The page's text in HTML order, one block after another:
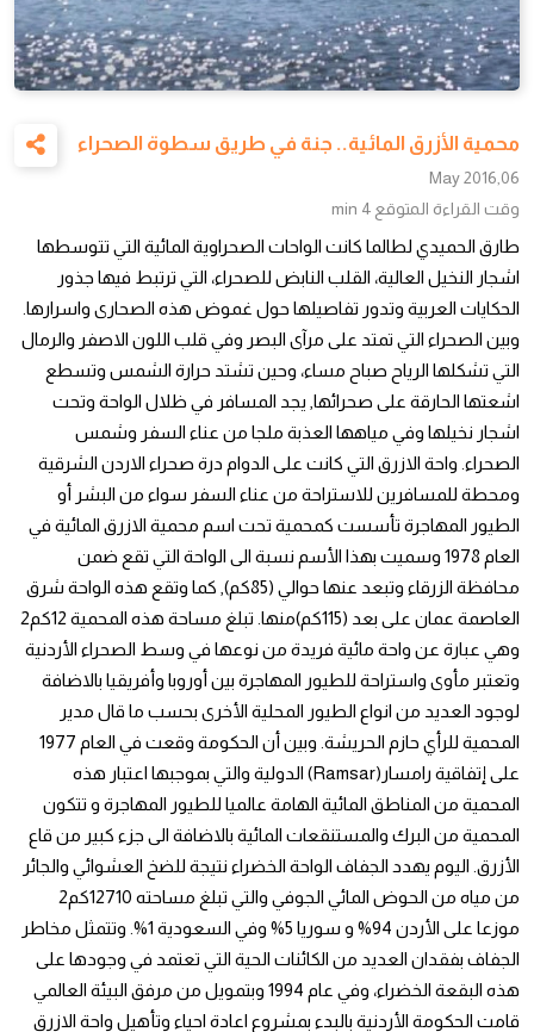
محمية الأزرق المائية.. جنة في طريق سطوة الصحراء
06,May 2016
وقت القراءة المتوقع 4 min
طارق الحميدي لطالما كانت الواحات الصحراوية المائية التي تتوسطها
اشجار النخيل العالية، القلب النابض للصحراء، التي ترتبط فيها جذور
الحكايات العربية وتدور تفاصيلها حول غموض هذه الصحارى واسرارها.
وبين الصحراء التي تمتد على مرآى البصر وفي قلب اللون الاصفر والرمال
التي تشكلها الرياح صباح مساء، وحين تشتد حرارة الشمس وتسطع
اشعتها الحارقة على صحرائها, يجد المسافر في ظلال الواحة وتحت
اشجار نخيلها وفي مياهها العذبة ملجا من عناء السفر وشمس
الصحراء. واحة الازرق التي كانت على الدوام درة صحراء الاردن الشرقية
ومحطة للمسافرين للاستراحة من عناء السفر سواء من البشر أو
الطيور المهاجرة تأسست كمحمية تحت اسم محمية الازرق المائية في
العام 1978 وسميت بهذا الأسم نسبة الى الواحة التي تقع ضمن
محافظة الزرقاء وتبعد عنها حوالي (85كم), كما وتقع هذه الواحة شرق
العاصمة عمان على بعد (115كم)منها. تبلغ مساحة هذه المحمية 12كم2
وهي عبارة عن واحة مائية فريدة من نوعها في وسط الصحراء الأردنية
وتعتبر مأوى واستراحة للطيور المهاجرة بين أوروبا وأفريقيا بالاضافة
لوجود العديد من انواع الطيور المحلية الأخرى بحسب ما قال مدير
المحمية للرأي حازم الحريشة. وبين أن الحكومة وقعت في العام 1977
على إتفاقية رامسار(Ramsar) الدولية والتي بموجبها اعتبار هذه
المحمية من المناطق المائية الهامة عالميا للطيور المهاجرة و تتكون
المحمية من البرك والمستنقعات المائية بالاضافة الى جزء كبير من قاع
الأزرق. اليوم يهدد الجفاف الواحة الخضراء نتيجة للضخ العشوائي والجائر
من مياه من الحوض المائي الجوفي والتي تبلغ مساحته 12710كم2
موزعا على الأردن 94% و سوريا 5% وفي السعودية 1%. وتتمثل مخاطر
الجفاف بفقدان العديد من الكائنات الحية التي تعتمد في وجودها على
هذه البقعة الخضراء، وفي عام 1994 وبتمويل من مرفق البيئة العالمي
قامت الحكومة الأردنية بالبدء بمشروع اعادة احياء وتأهيل واحة الازرق